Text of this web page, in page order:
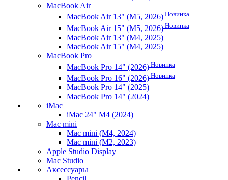
MacBook Air
MacBook Air 13" (M5, 2026) Новинка
MacBook Air 15" (M5, 2026) Новинка
MacBook Air 13" (M4, 2025)
MacBook Air 15" (M4, 2025)
MacBook Pro
MacBook Pro 14" (2026) Новинка
MacBook Pro 16" (2026) Новинка
MacBook Pro 14" (2025)
MacBook Pro 14" (2024)
iMac
iMac 24" M4 (2024)
Mac mini
Mac mini (M4, 2024)
Mac mini (M2, 2023)
Apple Studio Display
Mac Studio
Аксессуары